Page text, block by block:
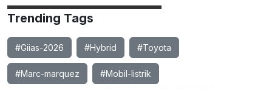
Trending Tags
#Giias-2026 #Hybrid #Toyota
#Marc-marquez #Mobil-listrik